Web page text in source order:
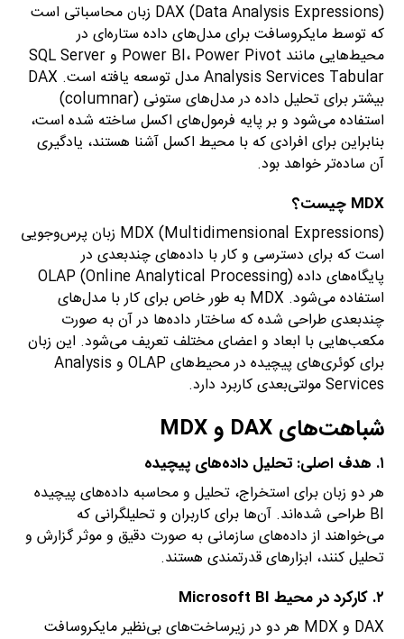
DAX (Data Analysis Expressions) زبان محاسباتی است
که توسط مایکروسافت برای مدل‌های داده ستاره‌ای در
محیط‌هایی مانند Power BI، Power Pivot و SQL Server
Analysis Services Tabular مدل توسعه یافته است. DAX
بیشتر برای تحلیل داده در مدل‌های ستونی (columnar)
استفاده می‌شود و بر پایه فرمول‌های اکسل ساخته شده است،
بنابراین برای افرادی که با محیط اکسل آشنا هستند، یادگیری
آن ساده‌تر خواهد بود.
MDX چیست؟
MDX (Multidimensional Expressions) زبان پرس‌وجویی
است که برای دسترسی و کار با داده‌های چندبعدی در
پایگاه‌های داده OLAP (Online Analytical Processing)
استفاده می‌شود. MDX به طور خاص برای کار با مدل‌های
چندبعدی طراحی شده که ساختار داده‌ها در آن به صورت
مکعب‌هایی با ابعاد و اعضای مختلف تعریف می‌شود. این زبان
برای کوئری‌های پیچیده در محیط‌های OLAP و Analysis
Services مولتی‌بعدی کاربرد دارد.
شباهت‌های DAX و MDX
۱. هدف اصلی: تحلیل داده‌های پیچیده
هر دو زبان برای استخراج، تحلیل و محاسبه داده‌های پیچیده
BI طراحی شده‌اند. آن‌ها برای کاربران و تحلیلگرانی که
می‌خواهند از داده‌های سازمانی به صورت دقیق و موثر گزارش و
تحلیل کنند، ابزارهای قدرتمندی هستند.
۲. کارکرد در محیط Microsoft BI
DAX و MDX هر دو در زیرساخت‌های بی‌نظیر مایکروسافت